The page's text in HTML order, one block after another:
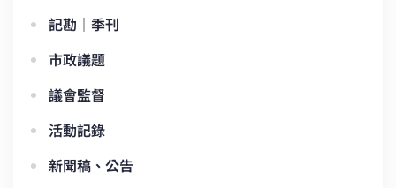
記勘｜季刊
市政議題
議會監督
活動記錄
新聞稿、公告